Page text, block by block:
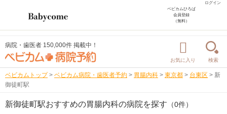
ログイン
ベビカムひろば
会員登録
（無料）
病院・歯医者 150,000件 掲載中！
お気に入り 検索
ベビカムトップ > ベビカム病院・歯医者予約 > 胃腸内科 > 東京都 > 台東区 > 新
御徒町駅
新御徒町駅おすすめの胃腸内科の病院を探す （0件）